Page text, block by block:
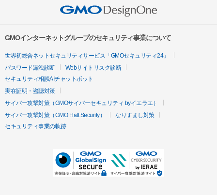
GMOインターネットグループのセキュリティ事業について
世界初総合ネットセキュリティサービス「GMOセキュリティ24」
パスワード漏洩診断
Webサイトリスク診断
セキュリティ相談AIチャットボット
実在証明・盗聴対策
サイバー攻撃対策（GMOサイバーセキュリティ byイエラエ）
サイバー攻撃対策（GMO Flatt Security）
なりすまし対策
セキュリティ事業の軌跡